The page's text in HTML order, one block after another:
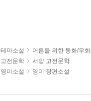
테마소설
어른을 위한 동화/우화
고전문학
서양 고전문학
영미소설 영미 장편소설